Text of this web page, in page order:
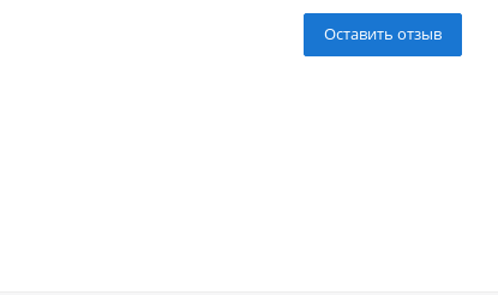
Оставить отзыв